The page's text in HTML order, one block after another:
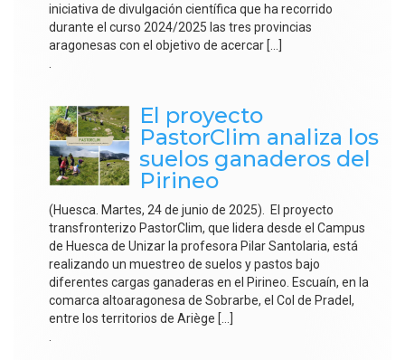
iniciativa de divulgación científica que ha recorrido
durante el curso 2024/2025 las tres provincias
aragonesas con el objetivo de acercar […]
El proyecto
PastorClim analiza los
suelos ganaderos del
Pirineo
(Huesca. Martes, 24 de junio de 2025). El proyecto
transfronterizo PastorClim, que lidera desde el Campus
de Huesca de Unizar la profesora Pilar Santolaria, está
realizando un muestreo de suelos y pastos bajo
diferentes cargas ganaderas en el Pirineo. Escuaín, en la
comarca altoaragonesa de Sobrarbe, el Col de Pradel,
entre los territorios de Ariège […]